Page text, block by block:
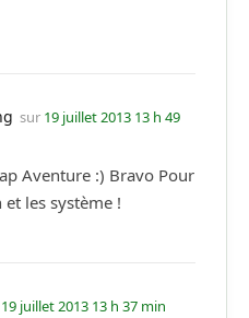
sur 19 juillet 2013 13 h 49
Aventure :) Bravo Pour
les système !
19 juillet 2013 13 h 37 min